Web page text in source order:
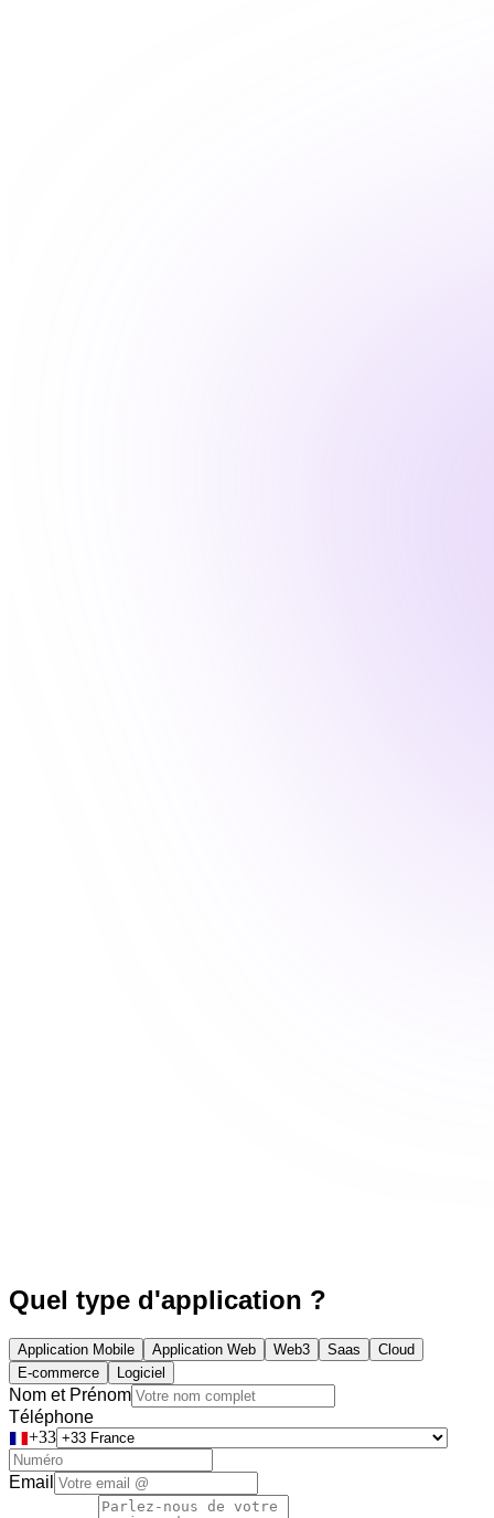
Quel type d'application ?
Application Mobile Application Web Web3 Saas
Cloud
E-commerce
Logiciel
Nom et Prénom
Téléphone
+33
Email